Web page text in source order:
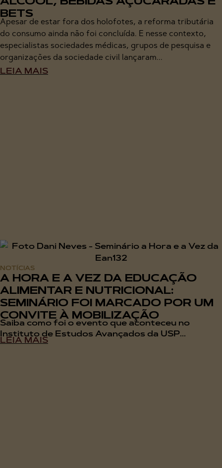
BETS
Apesar de estar fora dos holofotes, a reforma tributária
do consumo ainda não foi concluída. E nesse contexto,
especialistas sociedades médicas, grupos de pesquisa e
organizações da sociedade civil lançaram...
LEIA MAIS
NOTÍCIAS
A HORA E A VEZ DA EDUCAÇÃO
ALIMENTAR E NUTRICIONAL:
SEMINÁRIO FOI MARCADO POR UM
CONVITE À MOBILIZAÇÃO
Saiba como foi o evento que aconteceu no
Instituto de Estudos Avançados da USP...
LEIA MAIS